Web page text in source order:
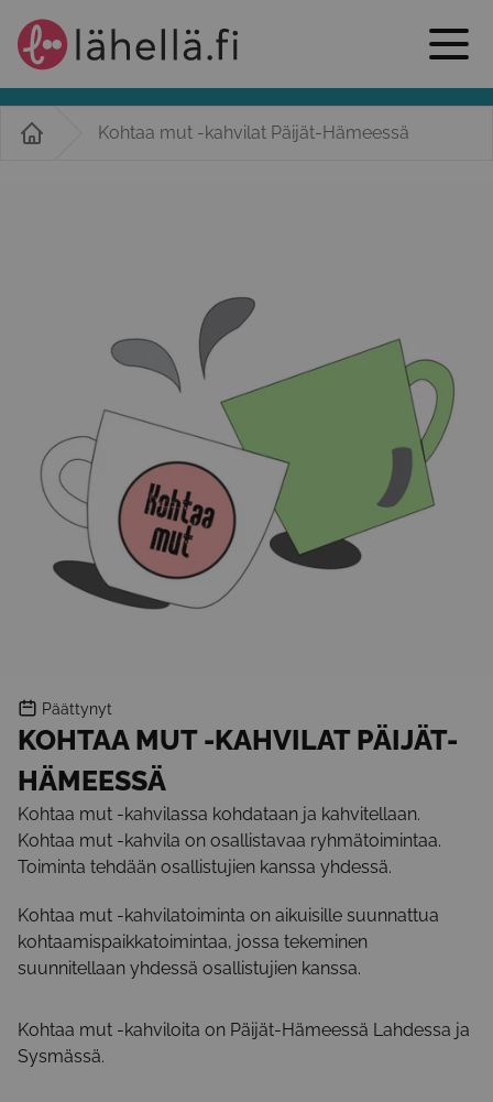
Kohtaa mut -kahvilat Päijät-Hämeessä
Päättynyt
KOHTAA MUT -KAHVILAT PÄIJÄT-
HÄMEESSÄ
Kohtaa mut -kahvilassa kohdataan ja kahvitellaan.
Kohtaa mut -kahvila on osallistavaa ryhmätoimintaa.
Toiminta tehdään osallistujien kanssa yhdessä.
Kohtaa mut -kahvilatoiminta on aikuisille suunnattua
kohtaamispaikkatoimintaa, jossa tekeminen
suunnitellaan yhdessä osallistujien kanssa.
Kohtaa mut -kahviloita on Päijät-Hämeessä Lahdessa ja
Sysmässä.